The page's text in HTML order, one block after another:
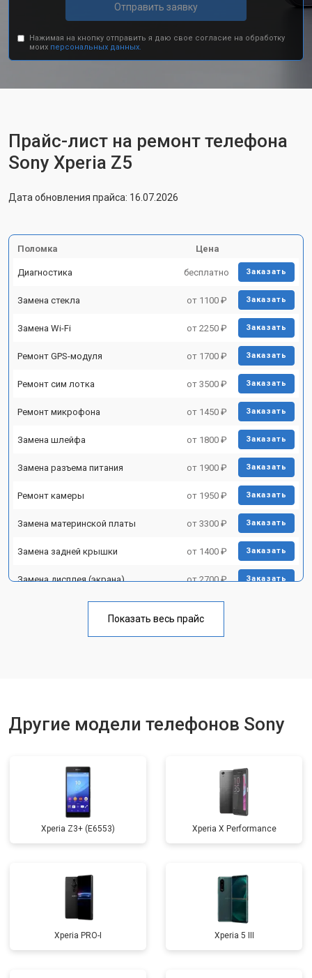
Отправить заявку
Нажимая на кнопку отправить я даю свое согласие на обработку
моих персональных данных.
Прайс-лист на ремонт телефона
Sony Xperia Z5
Дата обновления прайса: 16.07.2026
Поломка Цена
Диагностика бесплатно Заказать
Замена стекла от 1100 ₽ Заказать
Замена Wi-Fi от 2250 ₽ Заказать
Ремонт GPS-модуля от 1700 ₽ Заказать
Ремонт сим лотка от 3500 ₽ Заказать
Ремонт микрофона от 1450 ₽ Заказать
Замена шлейфа от 1800 ₽ Заказать
Замена разъема питания от 1900 ₽ Заказать
Ремонт камеры от 1950 ₽ Заказать
Замена материнской платы от 3300 ₽ Заказать
Замена задней крышки от 1400 ₽ Заказать
Замена дисплея (экрана) от 2700 ₽ Заказать
Замена кнопки включения от 1750 ₽
Показать весь прайс
Другие модели телефонов Sony
Xperia Z3+ (E6553) Xperia X Performance
Xperia PRO-I Xperia 5 III